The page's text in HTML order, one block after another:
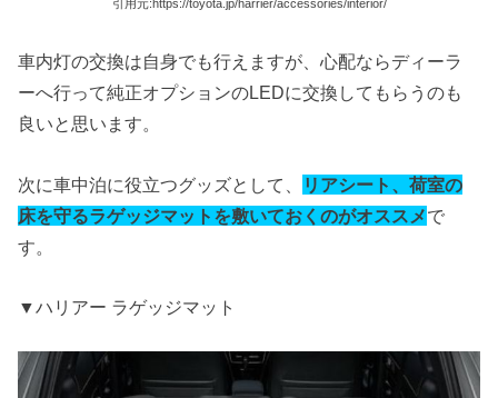
引用元:https://toyota.jp/harrier/accessories/interior/
車内灯の交換は自身でも行えますが、心配ならディーラ
ーへ行って純正オプションのLEDに交換してもらうのも
良いと思います。
次に車中泊に役立つグッズとして、
リアシート、荷室の
床を守るラゲッジマットを敷いておくのがオススメで
す。
▼ハリアー ラゲッジマット